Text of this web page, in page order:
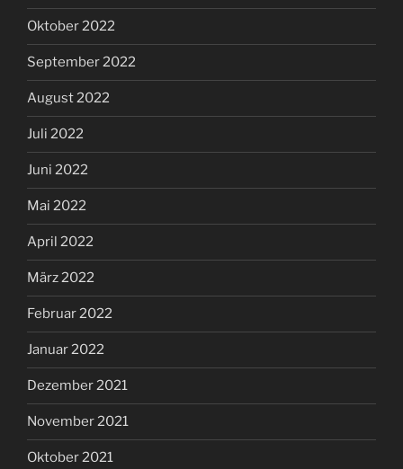
Oktober 2022
September 2022
August 2022
Juli 2022
Juni 2022
Mai 2022
April 2022
März 2022
Februar 2022
Januar 2022
Dezember 2021
November 2021
Oktober 2021